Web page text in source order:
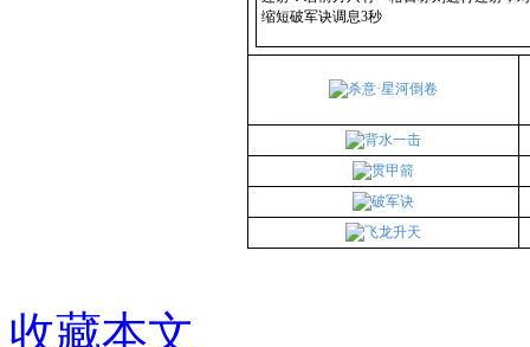
缩短破军诀调息3秒
收藏本文